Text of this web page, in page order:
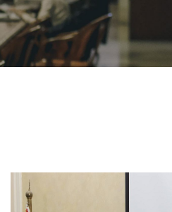
الشئون الأكاديمية
البحث العلمي
الأنظمة الذكية